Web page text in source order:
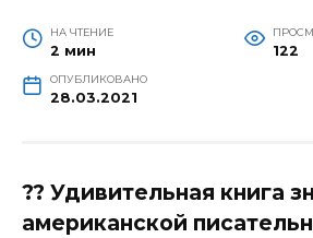
НА ЧТЕНИЕ
2 мин 122
ОПУБЛИКОВАНО
28.03.2021
?‍? Удивительная книга
американской